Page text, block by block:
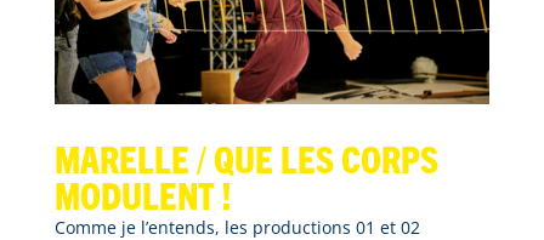
Marelle / que les corps
modulent !
Comme je l’entends, les productions 01 et 02